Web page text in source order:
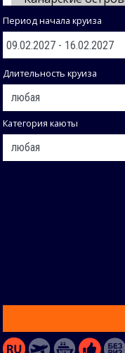
Период начала круиза
Длительность круиза
Категория каюты